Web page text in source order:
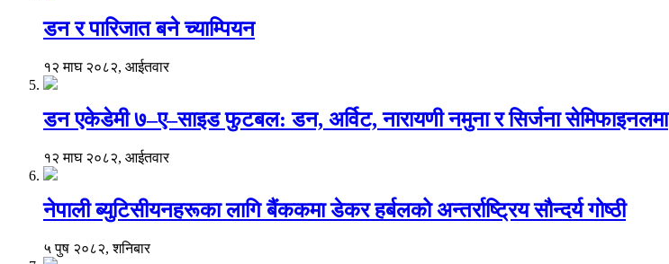
डन र पारिजात बने च्याम्पियन
१२ माघ २०८२, आईतवार
डन एकेडेमी ७–ए–साइड फुटबल: डन, अर्विट, नारायणी नमुना र सिर्जना सेमिफाइनलमा
१२ माघ २०८२, आईतवार
नेपाली ब्युटिसीयनहरूका लागि बैंककमा डेकर हर्बलको अन्तर्राष्ट्रिय सौन्दर्य गोष्ठी
५ पुष २०८२, शनिबार